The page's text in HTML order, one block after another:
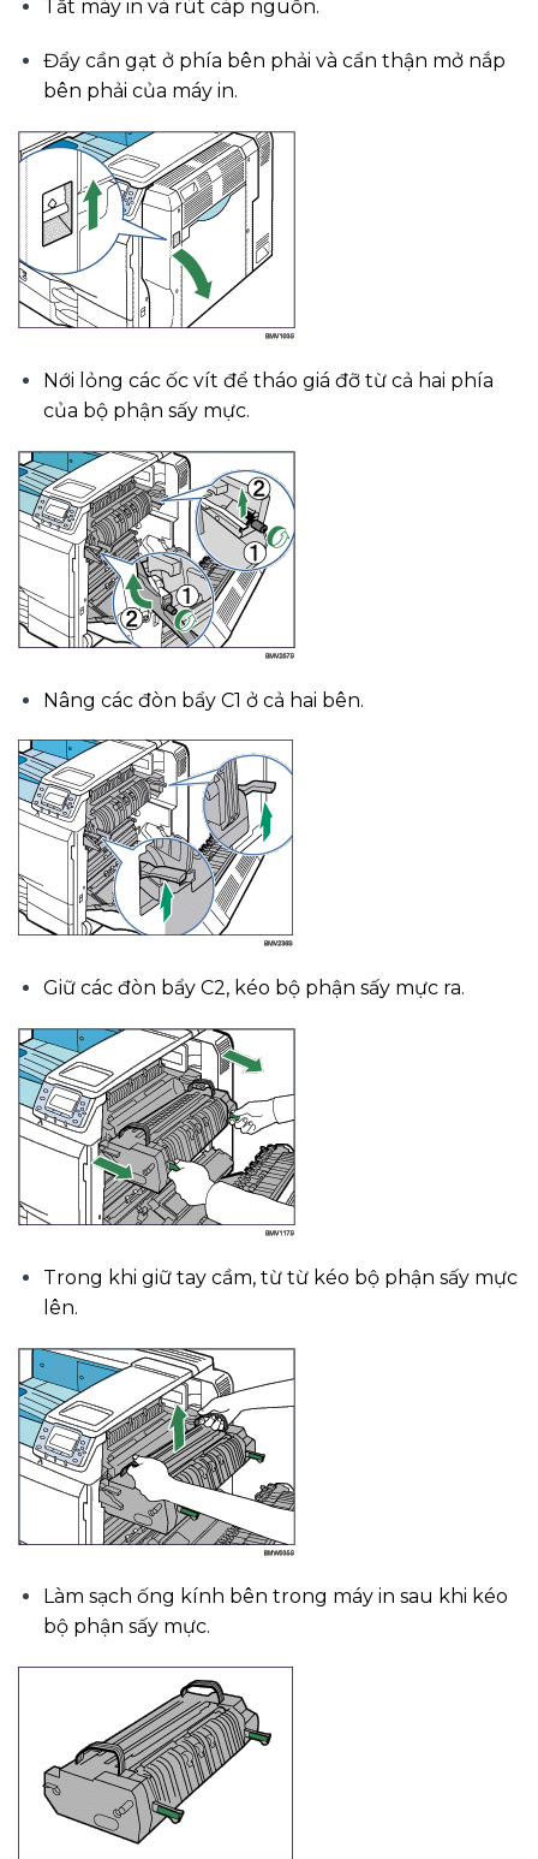
Tắt máy in và rút cáp nguồn.
Đẩy cần gạt ở phía bên phải và cẩn thận mở nắp
bên phải của máy in.
Nới lỏng các ốc vít để tháo giá đỡ từ cả hai phía
của bộ phận sấy mực.
Nâng các đòn bẩy C1 ở cả hai bên.
Giữ các đòn bẩy C2, kéo bộ phận sấy mực ra.
Trong khi giữ tay cầm, từ từ kéo bộ phận sấy mực
lên.
Làm sạch ống kính bên trong máy in sau khi kéo
bộ phận sấy mực.